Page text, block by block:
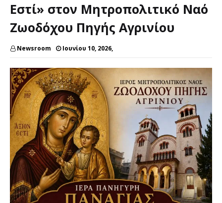
Εστί» στον Μητροπολιτικό Ναό
Ζωοδόχου Πηγής Αγρινίου
Newsroom Ιουνίου 10, 2026,